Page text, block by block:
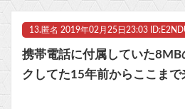
13. 匿名 2019年02月25日23:03
携帯電話に付属していた8MB
クしてた15年前からここまで